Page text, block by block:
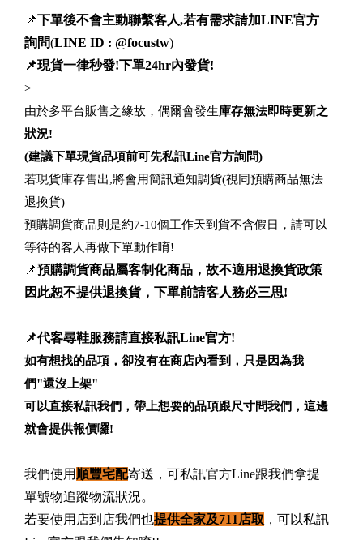
📌下單後不會主動聯繫客人,若有需求請加LINE官方
詢問(LINE ID : @focustw)
📌現貨一律秒發!下單24hr內發貨!
>
由於多平台販售之緣故，偶爾會發生庫存無法即時更新之
狀況!
(建議下單現貨品項前可先私訊Line官方詢問)
若現貨庫存售出,將會用簡訊通知調貨(視同預購商品無法
退換貨)
預購調貨商品則是約7-10個工作天到貨不含假日，請可以
等待的客人再做下單動作唷!
📌預購調貨商品屬客制化商品，故不適用退換貨政策
因此恕不提供退換貨，下單前請客人務必三思!
📌代客尋鞋服務請直接私訊Line官方!
如有想找的品項，卻沒有在商店內看到，只是因為我
們"還沒上架"
可以直接私訊我們，帶上想要的品項跟尺寸問我們，這邊
就會提供報價囉!
我們使用 順豐宅配寄送，可私訊官方Line跟我們拿提
單號物追蹤物流狀況。
若要使用店到店我們也提供全家及711店取 ，可以私訊